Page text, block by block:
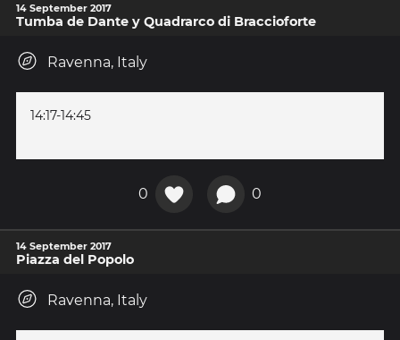
14 September 2017
Tumba de Dante y Quadrarco di Braccioforte
Ravenna, Italy
14:17-14:45
0 0
14 September 2017
Piazza del Popolo
Ravenna, Italy